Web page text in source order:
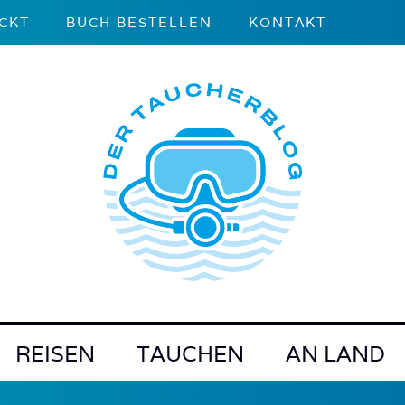
BUCH BESTELLEN KONTAKT
REISEN TAUCHEN AN LAND